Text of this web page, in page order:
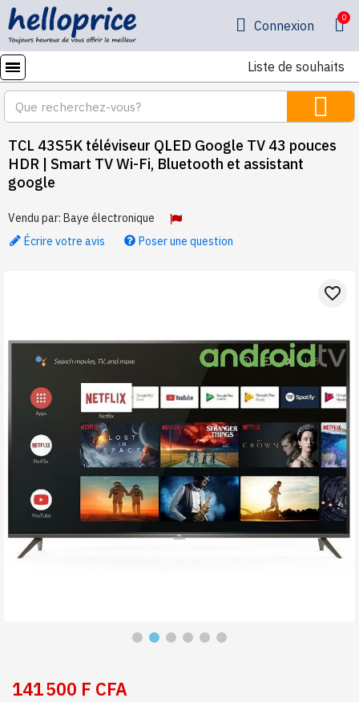
Connexion
Liste de souhaits
TCL 43S5K téléviseur QLED Google TV 43 pouces
HDR | Smart TV Wi-Fi, Bluetooth et assistant
google
Vendu par: Baye électronique
Écrire votre avis
Poser une question
favorite_border
141 500 F CFA